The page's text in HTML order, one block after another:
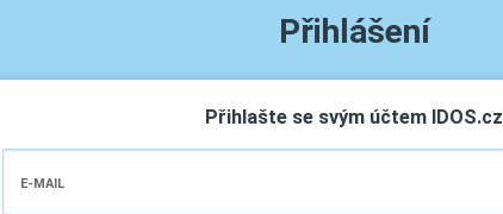
Přihlášení
Přihlašte se svým účtem IDOS.cz
E-MAIL